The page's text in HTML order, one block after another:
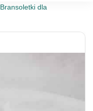
Bransoletki dla